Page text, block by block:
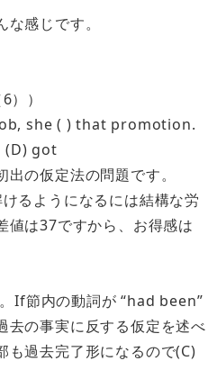
感じです。
）
she ( ) that promotion.
(D) got
の仮定法の問題です。
るようになるには結構な労
値は37ですから、お得感は
If節内の動詞が “had been”
去の事実に反する仮定を述べ
も過去完了形になるので(C)